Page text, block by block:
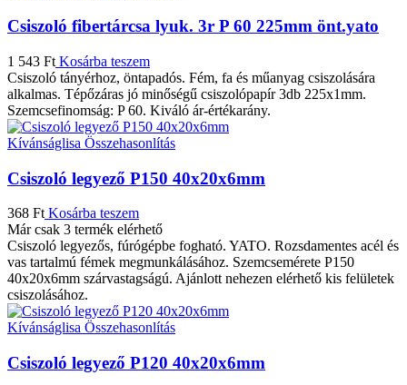
Csiszoló fibertárcsa lyuk. 3r P 60 225mm önt.yato
1 543 Ft Kosárba teszem
Csiszoló tányérhoz, öntapadós. Fém, fa és műanyag csiszolására
alkalmas. Tépőzáras jó minőségű csiszolópapír 3db 225x1mm.
Szemcsefinomság: P 60. Kiváló ár-értékarány.
Kívánságlisa Összehasonlítás
Csiszoló legyező P150 40x20x6mm
368 Ft Kosárba teszem
Már csak 3 termék elérhető
Csiszoló legyezős, fúrógépbe fogható. YATO. Rozsdamentes acél és
vas tartalmú fémek megmunkálásához. Szemcsemérete P150
40x20x6mm szárvastagságú. Ajánlott nehezen elérhető kis felületek
csiszolásához.
Kívánságlisa Összehasonlítás
Csiszoló legyező P120 40x20x6mm